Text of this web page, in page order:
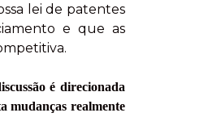
lei de patentes
e que as
é direcionada
mudanças realmente